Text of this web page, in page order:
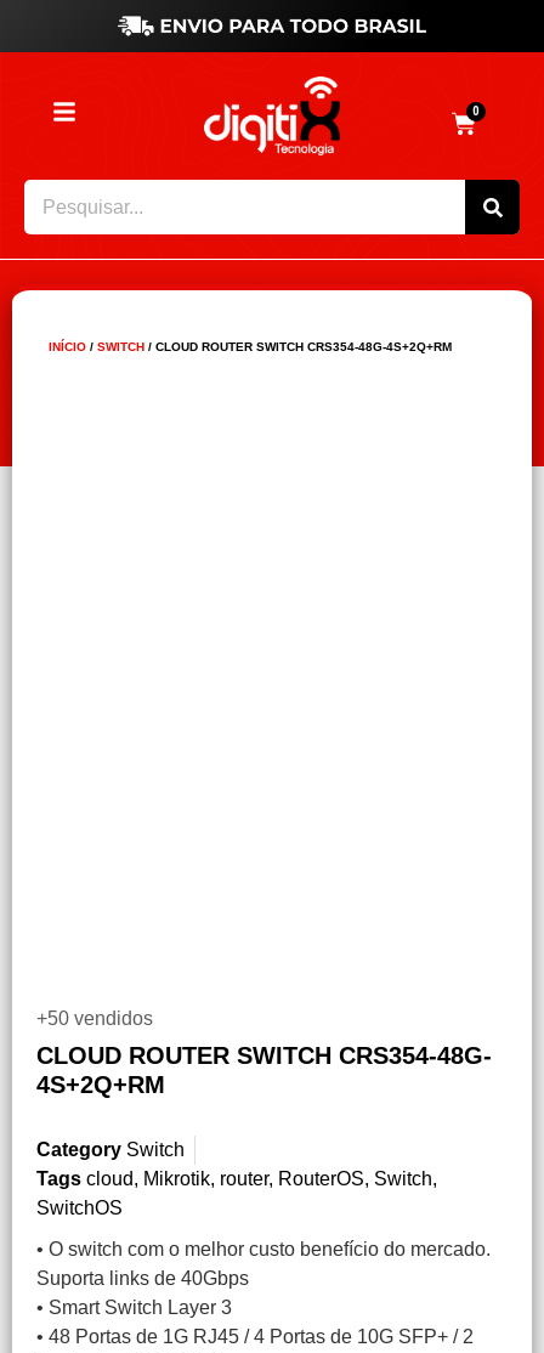
0
INÍCIO / SWITCH / CLOUD ROUTER SWITCH CRS354-48G-4S+2Q+RM
+50 vendidos
CLOUD ROUTER SWITCH CRS354-48G-
4S+2Q+RM
Category Switch
Tags cloud, Mikrotik, router, RouterOS, Switch,
SwitchOS
• O switch com o melhor custo benefício do mercado.
Suporta links de 40Gbps
• Smart Switch Layer 3
• 48 Portas de 1G RJ45 / 4 Portas de 10G SFP+ / 2